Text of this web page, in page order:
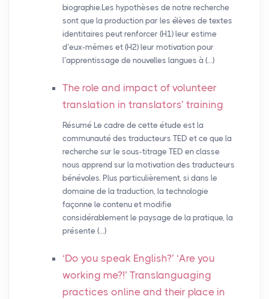
biographie.Les hypothèses de notre recherche
sont que la production par les élèves de textes
identitaires peut renforcer (H1) leur estime
d’eux-mêmes et (H2) leur motivation pour
l’apprentissage de nouvelles langues à (…)
The role and impact of volunteer
translation in translators’ training
Résumé Le cadre de cette étude est la
communauté des traducteurs TED et ce que la
recherche sur le sous-titrage TED en classe
nous apprend sur la motivation des traducteurs
bénévoles. Plus particulièrement, si dans le
domaine de la traduction, la technologie
façonne le contenu et modifie
considérablement le paysage de la pratique, la
présente (…)
‘Do you speak English?’ ‘Are you
working me?!’ Translanguaging
practices online and their place in